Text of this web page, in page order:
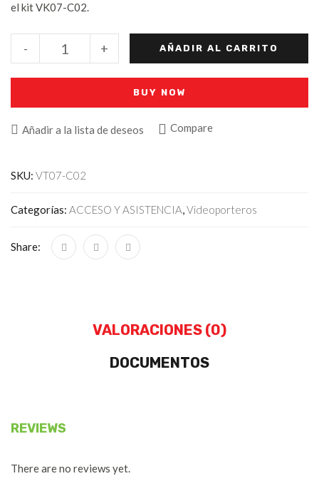
el kit VK07-C02.
+
- AÑADIR AL CARRITO
BUY NOW
Añadir a la lista de deseos Compare
SKU: VT07-C02
Categorías: ACCESO Y ASISTENCIA,Videoporteros
Share:
VALORACIONES (0)
DOCUMENTOS
REVIEWS
There are no reviews yet.